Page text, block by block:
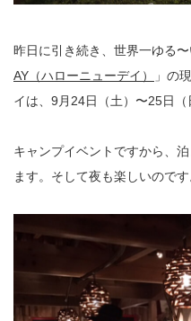
昨日に引き続き、世界一ゆる
AY（ハローニューデイ）
」の
イは、9月24日（土）〜25日（
キャンプイベントですから、
ます。そして夜も楽しいのです